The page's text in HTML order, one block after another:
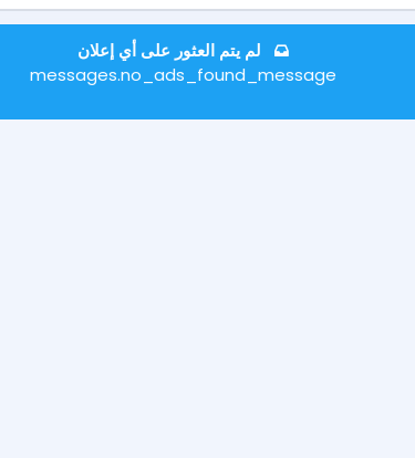
لم يتم العثور على أي إعلان
messages.no_ads_found_message